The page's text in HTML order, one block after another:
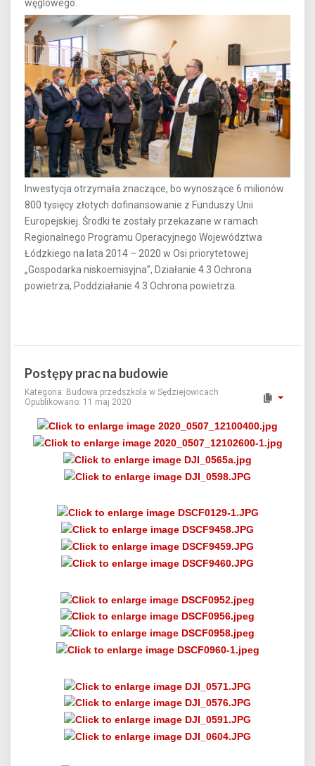
węglowego.
Inwestycja otrzymała znaczące, bo wynoszące 6 milionów
800 tysięcy złotych dofinansowanie z Funduszy Unii
Europejskiej. Środki te zostały przekazane w ramach
Regionalnego Programu Operacyjnego Województwa
Łódzkiego na lata 2014 – 2020 w Osi priorytetowej
„Gospodarka niskoemisyjna”, Działanie 4.3 Ochrona
powietrza, Poddziałanie 4.3 Ochrona powietrza.
Postępy prac na budowie
Kategoria: Budowa przedszkola w Sędziejowicach
Opublikowano: 11 maj 2020